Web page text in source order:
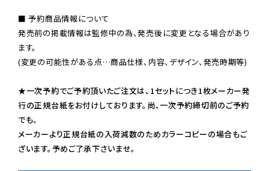
■ 予約商品情報について
発売前の掲載情報は監修中の為、発売後に変更となる場合があり
ます。
(変更の可能性がある点…商品仕様、内容、デザイン、発売時期等)
★一次予約でご予約頂いたご注文は、1セットにつき1枚メーカー発
行の正規台紙をお付けしております。尚、一次予約締切前のご予約
でも、
メーカーより正規台紙の入荷減数のためカラーコピーの場合もご
ざいます。予めご了承下さいませ。